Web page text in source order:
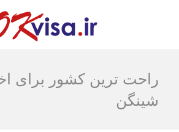
راحت ترین کشور برای
شینگن